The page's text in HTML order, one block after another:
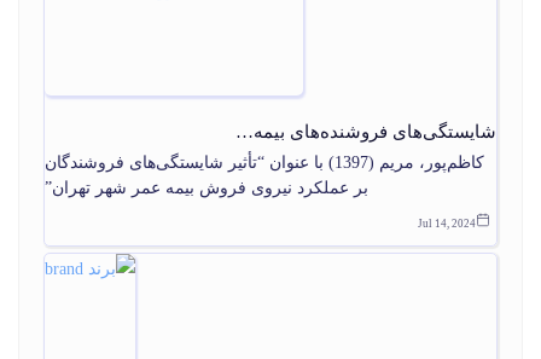
شایستگی‌های فروشنده‌های بیمه…
کاظم‌پور، مریم (1397) با عنوان “تأثیر شایستگی‌های فروشندگان
بر عملکرد نیروی فروش بیمه عمر شهر تهران”
Jul 14, 2024